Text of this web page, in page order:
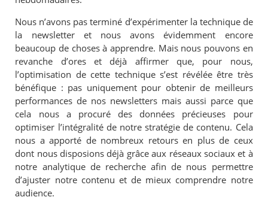
Nous n’avons pas terminé d’expérimenter la technique de
la newsletter et nous avons évidemment encore
beaucoup de choses à apprendre. Mais nous pouvons en
revanche d’ores et déjà affirmer que, pour nous,
l’optimisation de cette technique s’est révélée être très
bénéfique : pas uniquement pour obtenir de meilleurs
performances de nos newsletters mais aussi parce que
cela nous a procuré des données précieuses pour
optimiser l’intégralité de notre stratégie de contenu. Cela
nous a apporté de nombreux retours en plus de ceux
dont nous disposions déjà grâce aux réseaux sociaux et à
notre analytique de recherche afin de nous permettre
d’ajuster notre contenu et de mieux comprendre notre
audience.